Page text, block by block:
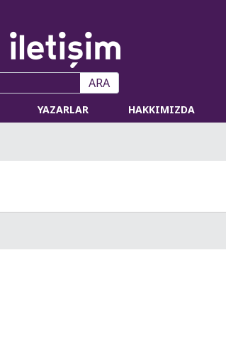
ARA
YAZARLAR HAKKIMIZDA